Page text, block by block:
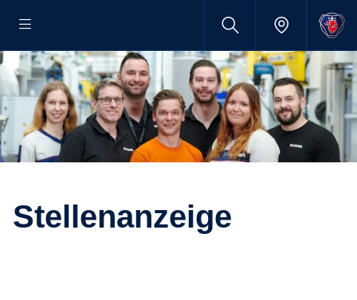
Stellenanzeige